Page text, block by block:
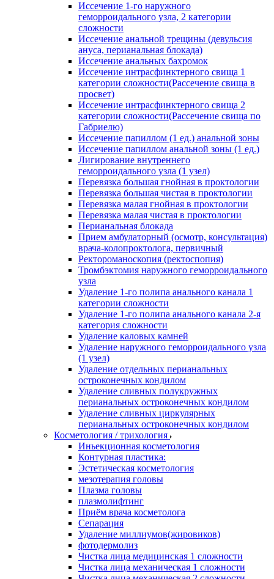
Иссечение 1-го наружного
геморроидального узла, 2 категории
сложности
Иссечение анальной трещины (девульсия
ануса, перианальная блокада)
Иссечение анальных бахромок
Иссечение интрасфинктерного свища 1
категории сложности(Рассечение свища в
просвет)
Иссечение интрасфинктерного свища 2
категории сложности(Рассечение свища по
Габриелю)
Иссечение папиллом (1 ед.) анальной зоны
Иссечение папиллом анальной зоны (1 ед.)
Лигирование внутреннего
геморроидального узла (1 узел)
Перевязка большая гнойная в проктологии
Перевязка большая чистая в проктологии
Перевязка малая гнойная в проктологии
Перевязка малая чистая в проктологии
Перианальная блокада
Прием амбулаторный (осмотр, консультация)
врача-колопроктолога, первичный
Ректороманоскопия (ректоспопия)
Тромбэктомия наружного геморроидального
узла
Удаление 1-го полипа анального канала 1
категории сложности
Удаление 1-го полипа анального канала 2-я
категория сложности
Удаление каловых камней
Удаление наружного геморроидального узла
(1 узел)
Удаление отдельных перианальных
остроконечных кондилом
Удаление сливных полукружных
перианальных остроконечных кондилом
Удаление сливных циркулярных
перианальных остроконечных кондилом
Косметология / трихология
Иньекционная косметология
Контурная пластика:
Эстетическая косметология
мезотерапия головы
Плазма головы
плазмолифтинг
Приём врача косметолога
Сепарация
Удаление миллиумов(жировиков)
фотодермолиз
Чистка лица медицинская 1 сложности
Чистка лица механическая 1 сложности